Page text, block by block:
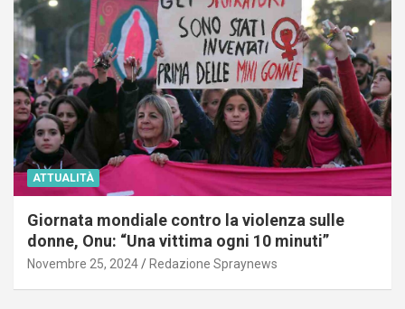
ATTUALITÀ
Giornata mondiale contro la violenza sulle
donne, Onu: “Una vittima ogni 10 minuti”
Novembre 25, 2024 Redazione Spraynews